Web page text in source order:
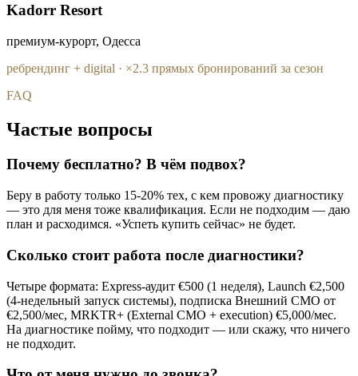
Kadorr Resort
премиум-курорт, Одесса
ребрендинг + digital · ×2.3 прямых бронирований за сезон
FAQ
Частые вопросы
Почему бесплатно? В чём подвох?
Беру в работу только 15-20% тех, с кем провожу диагностику
— это для меня тоже квалификация. Если не подходим — даю
план и расходимся. «Успеть купить сейчас» не будет.
Сколько стоит работа после диагностики?
Четыре формата: Express-аудит €500 (1 неделя), Launch €2,500
(4-недельный запуск системы), подписка Внешний CMO от
€2,500/мес, MRKTR+ (External CMO + execution) €5,000/мес.
На диагностике пойму, что подходит — или скажу, что ничего
не подходит.